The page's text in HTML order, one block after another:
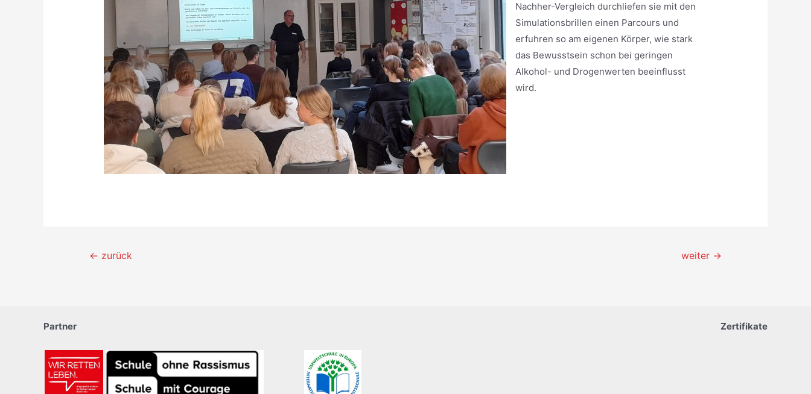
Nachher-Vergleich durchliefen sie mit den
Simulationsbrillen einen Parcours und
erfuhren so am eigenen Körper, wie stark
das Bewusstsein schon bei geringen
Alkohol- und Drogenwerten beeinflusst
wird.
Beitragsnavigation
← zurück weiter →
Partner Zertifikate